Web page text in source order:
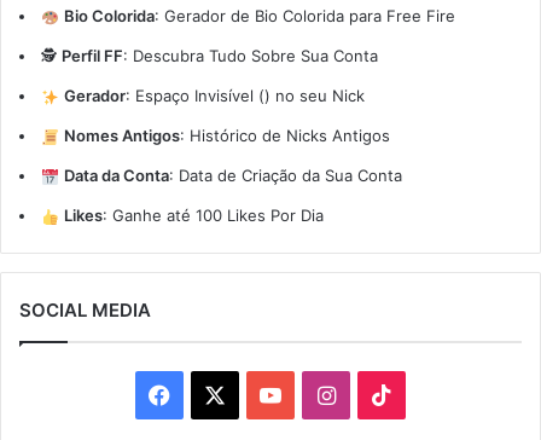
Bio Colorida: Gerador de Bio Colorida para Free Fire
🕵️ Perfil FF: Descubra Tudo Sobre Sua Conta
Gerador: Espaço Invisível (ㅤ) no seu Nick
Nomes Antigos: Histórico de Nicks Antigos
Data da Conta: Data de Criação da Sua Conta
Likes: Ganhe até 100 Likes Por Dia
SOCIAL MEDIA
Facebook YouTubeInstagram